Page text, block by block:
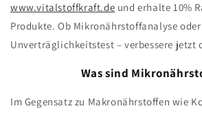
www.vitalstoffkraft.de und erhalte 10%
Produkte. Ob Mikronährstoffanalyse oder
Unverträglichkeitstest – verbessere jetzt
Was sind
Im Gegensatz zu Makronährstoffen wie